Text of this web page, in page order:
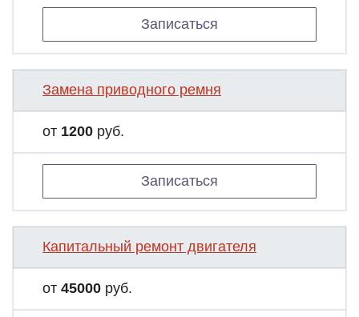
Записаться
Замена приводного ремня
от 1200 руб.
Записаться
Капитальный ремонт двигателя
от 45000 руб.